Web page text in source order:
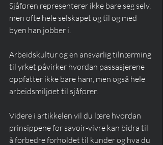
Sjåføren representerer ikke bare seg selv,
men ofte hele selskapet og til og med
byen han jobber i.
Arbeidskultur og en ansvarlig tilnærming
til yrket påvirker hvordan passasjerene
oppfatter ikke bare ham, men også hele
arbeidsmiljøet til sjåfører.
Videre i artikkelen vil du lære hvordan
prinsippene for savoir-vivre kan bidra til
å forbedre forholdet til kunder og hva du